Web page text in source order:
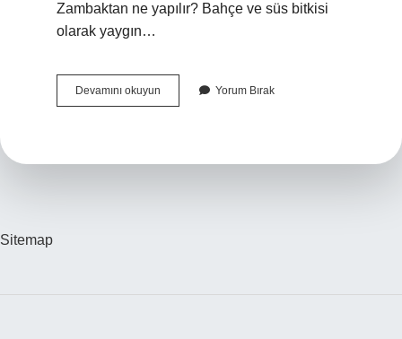
Zambaktan ne yapılır? Bahçe ve süs bitkisi
olarak yaygın…
Devamını okuyun
Zambaktan
Yorum Bırak
Sitemap